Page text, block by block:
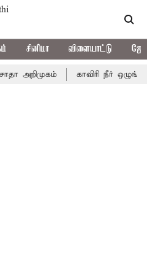
சினிமா விளையாட்டு
காவிரி நீர் ஒழுங்காற்று